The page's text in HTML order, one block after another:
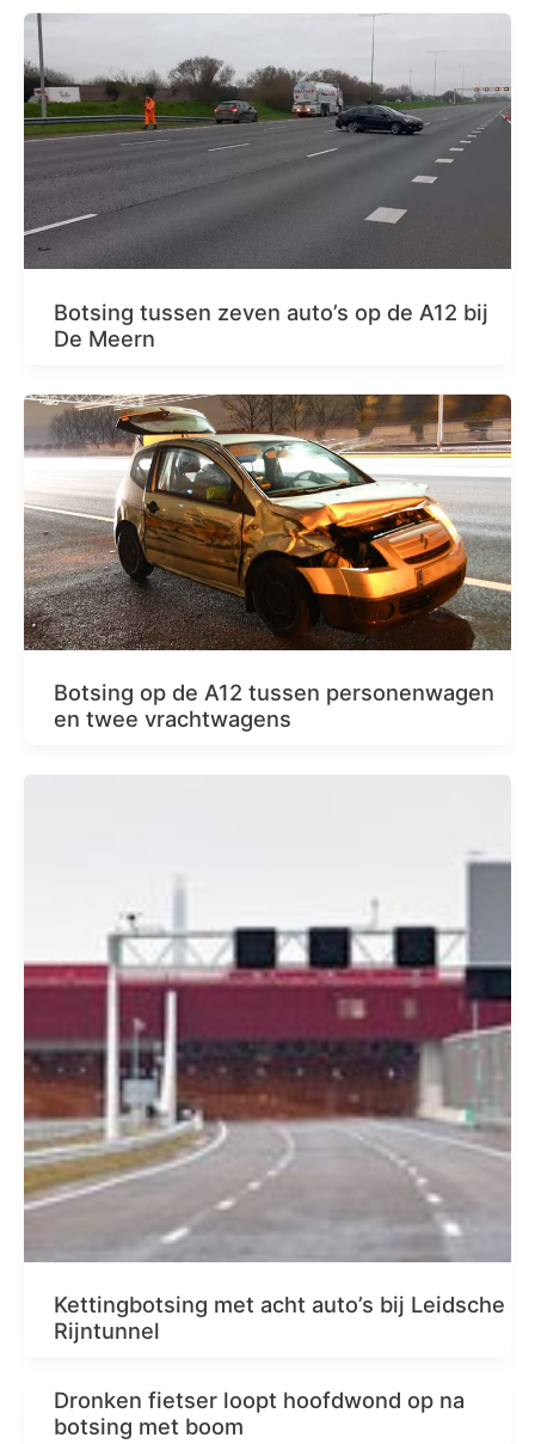
Botsing tussen zeven auto’s op de A12 bij
De Meern
Botsing op de A12 tussen personenwagen
en twee vrachtwagens
Kettingbotsing met acht auto’s bij Leidsche
Rijntunnel
Dronken fietser loopt hoofdwond op na
botsing met boom